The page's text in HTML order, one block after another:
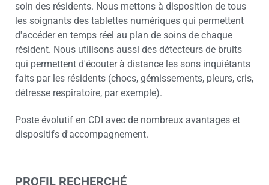
soin des résidents. Nous mettons à disposition de tous
les soignants des tablettes numériques qui permettent
d'accéder en temps réel au plan de soins de chaque
résident. Nous utilisons aussi des détecteurs de bruits
qui permettent d'écouter à distance les sons inquiétants
faits par les résidents (chocs, gémissements, pleurs, cris,
détresse respiratoire, par exemple).
Poste évolutif en CDI avec de nombreux avantages et
dispositifs d'accompagnement.
PROFIL RECHERCHÉ